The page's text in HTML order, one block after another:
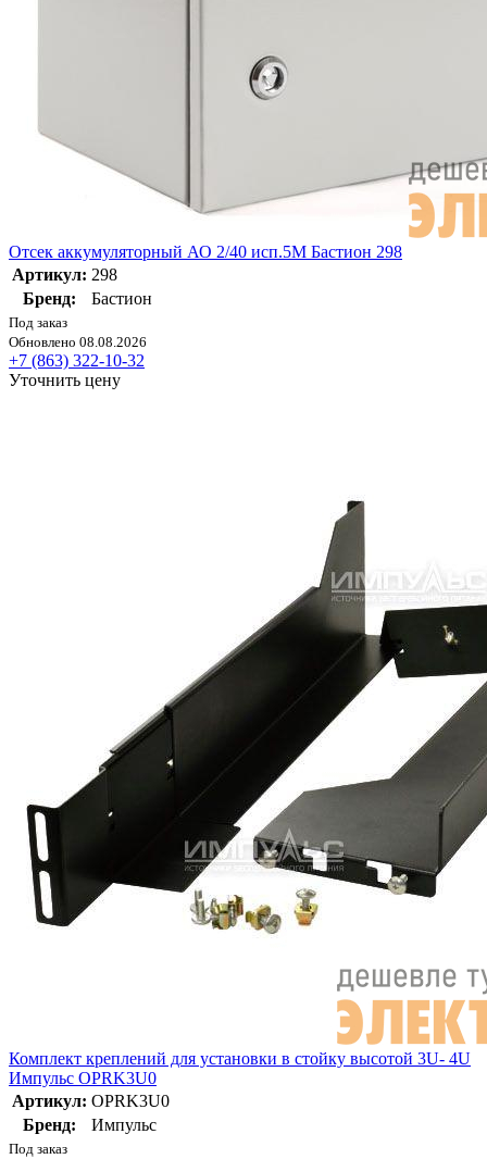
Отсек аккумуляторный АО 2/40 исп.5М Бастион 298
Артикул: 298
Бренд:
Бастион
Под заказ
Обновлено 08.08.2026
+7 (863) 322-10-32
Уточнить цену
Комплект креплений для установки в стойку высотой 3U- 4U
Импульс OPRK3U0
Артикул: OPRK3U0
Бренд:
Импульс
Под заказ